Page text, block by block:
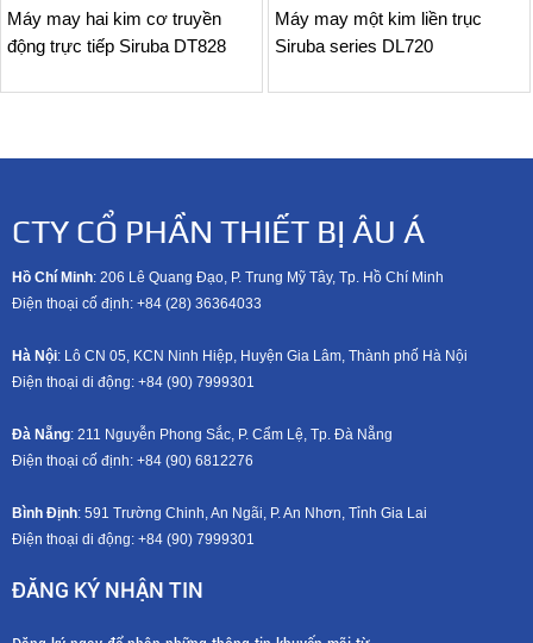
Máy may hai kim cơ truyền
động trực tiếp Siruba DT828
Máy may một kim liền trục
Siruba series DL720
CTY CỔ PHẦN THIẾT BỊ ÂU Á
Hồ Chí Minh: 206 Lê Quang Đạo, P. Trung Mỹ Tây, Tp. Hồ Chí Minh
Điện thoại cố định: +84 (28) 36364033
Hà Nội: Lô CN 05, KCN Ninh Hiệp, Huyện Gia Lâm, Thành phố Hà Nội
Điện thoại di động: +84 (90) 7999301
Đà Nẵng: 211 Nguyễn Phong Sắc, P. Cẩm Lệ, Tp. Đà Nẵng
Điện thoại cố định: +84 (90) 6812276
Bình Định: 591 Trường Chinh, An Ngãi, P. An Nhơn, Tỉnh Gia Lai
Điện thoại di động: +84 (90) 7999301
ĐĂNG KÝ NHẬN TIN